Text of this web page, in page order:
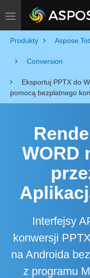
Toggle navigation
Produkty
Conversion
Eksportuj PPTX do
pomocą bezpłatnego
WORD
Interfejsy
konwersji
na Androida
z programu